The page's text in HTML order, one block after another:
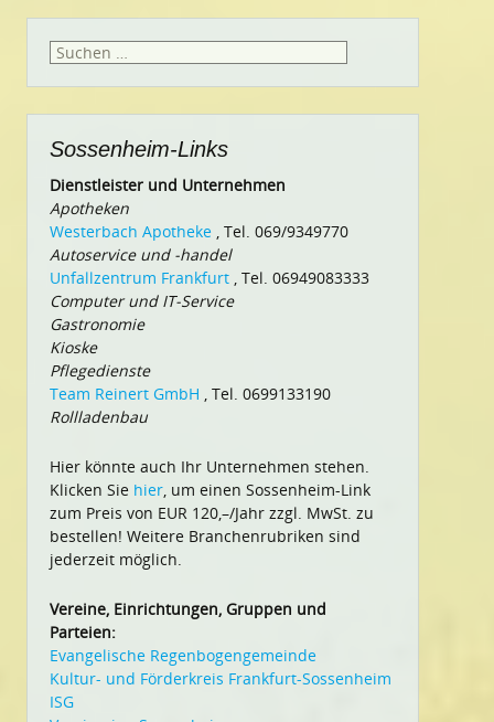
Suchen
Sossenheim-Links
Dienstleister und Unternehmen
Apotheken
Westerbach Apotheke , Tel. 069/9349770
Autoservice und -handel
Unfallzentrum Frankfurt , Tel. 06949083333
Computer und IT-Service
Gastronomie
Kioske
Pflegedienste
Team Reinert GmbH , Tel. 0699133190
Rollladenbau
Hier könnte auch Ihr Unternehmen stehen.
Klicken Sie hier, um einen Sossenheim-Link
zum Preis von EUR 120,–/Jahr zzgl. MwSt. zu
bestellen! Weitere Branchenrubriken sind
jederzeit möglich.
Vereine, Einrichtungen, Gruppen und
Parteien:
Evangelische Regenbogengemeinde
Kultur- und Förderkreis Frankfurt-Sossenheim
ISG